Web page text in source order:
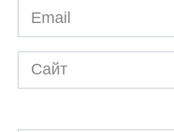
Email
*
Сайт